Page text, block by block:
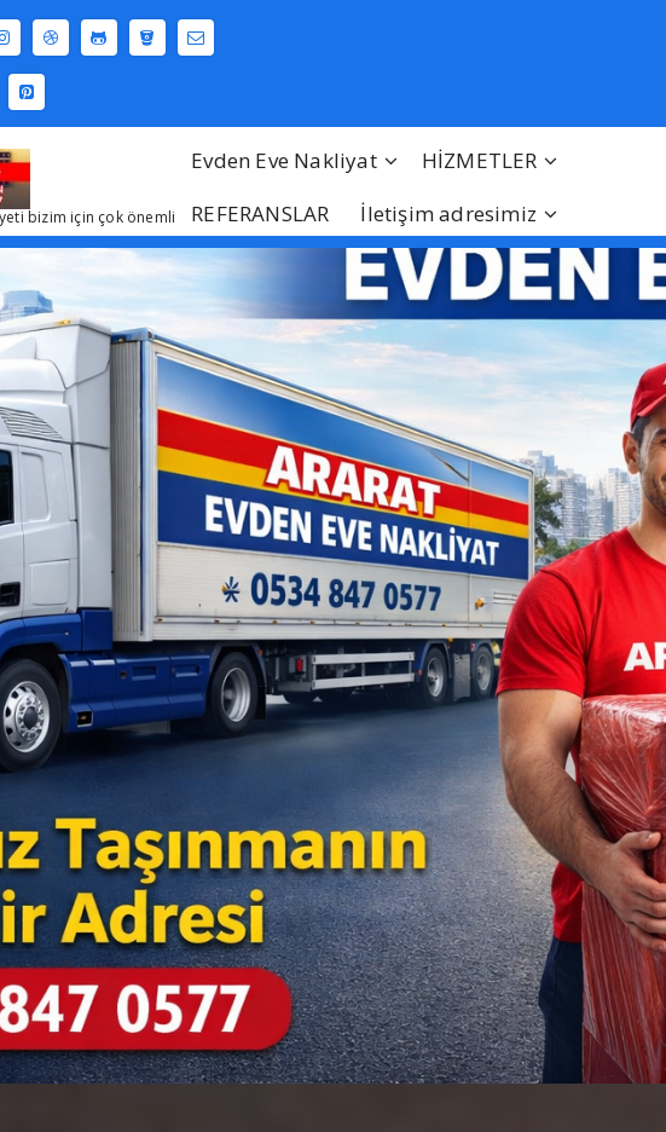
bizim için çok önemli
Evden Eve Nakliyat
HİZMETLER
REFERANSLAR
İletişim adresimiz